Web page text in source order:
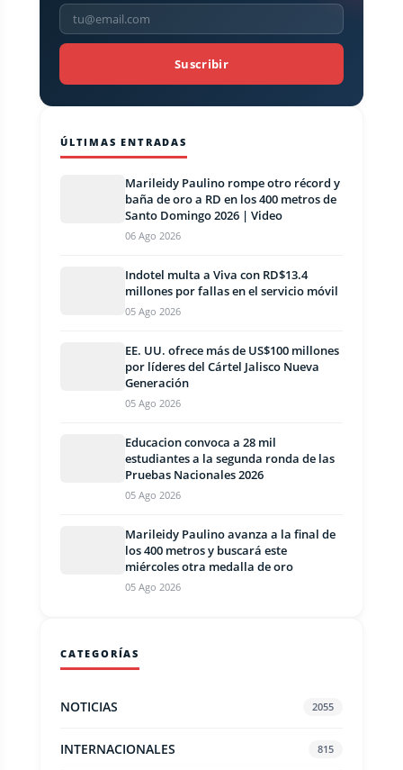
Suscribir
ÚLTIMAS ENTRADAS
Marileidy Paulino rompe otro récord y
baña de oro a RD en los 400 metros de
Santo Domingo 2026 | Video
06 Ago 2026
Indotel multa a Viva con RD$13.4
millones por fallas en el servicio móvil
05 Ago 2026
EE. UU. ofrece más de US$100 millones
por líderes del Cártel Jalisco Nueva
Generación
05 Ago 2026
Educacion convoca a 28 mil
estudiantes a la segunda ronda de las
Pruebas Nacionales 2026
05 Ago 2026
Marileidy Paulino avanza a la final de
los 400 metros y buscará este
miércoles otra medalla de oro
05 Ago 2026
CATEGORÍAS
NOTICIAS 2055
INTERNACIONALES 815